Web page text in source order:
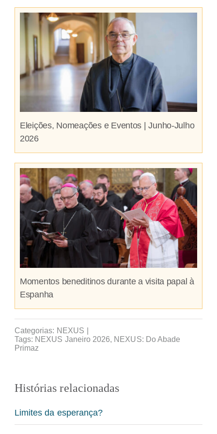
Eleições, Nomeações e Eventos | Junho-Julho
2026
Momentos beneditinos durante a visita papal à
Espanha
Categorias: NEXUS
Tags: NEXUS Janeiro 2026, NEXUS: Do Abade
Primaz
Histórias relacionadas
Limites da esperança?